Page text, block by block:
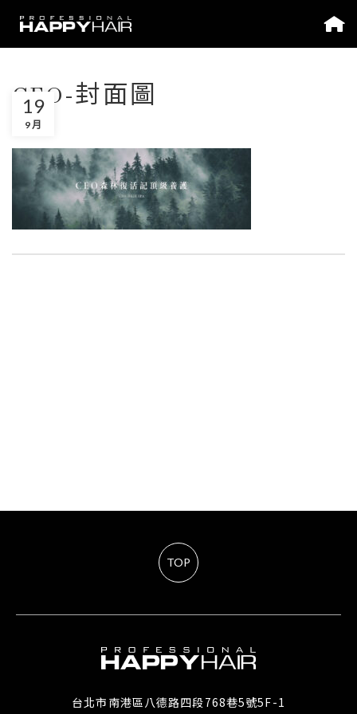
CEO-封面圖
19
9 月
TOP
台北市南港區八德路四段768巷5號5F-1